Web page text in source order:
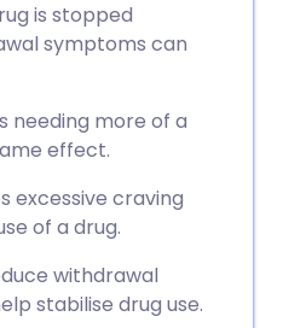
is stopped
symptoms can
needing more of a
effect.
excessive craving
of a drug.
withdrawal
stabilise drug use.